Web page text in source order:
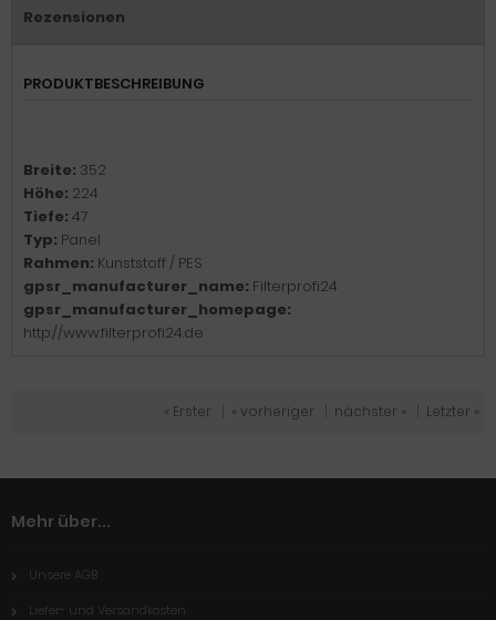
Rezensionen
PRODUKTBESCHREIBUNG
Breite: 352
Höhe: 224
Tiefe: 47
Typ: Panel
Rahmen: Kunststoff / PES
gpsr_manufacturer_name: Filterprofi24
gpsr_manufacturer_homepage:
http://www.filterprofi24.de
« Erster « vorheriger nächster » Letzter »
Mehr über...
Unsere AGB
Liefer- und Versandkosten